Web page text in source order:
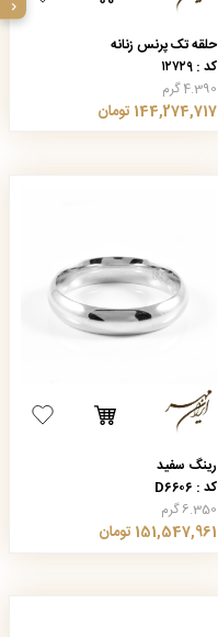
حلقه تک پرنس زنانه
کد : ۱۲۷۲۹
4.390 گرم
144,274,717 تومان
رینگ سفید
کد : D۶۶۰۶
6.350 گرم
151,547,961 تومان